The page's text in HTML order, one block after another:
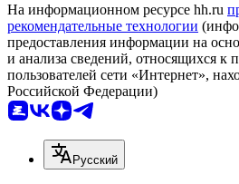
На информационном ресурсе hh.ru
рекомендательные технологии
предоставления информации на
и анализа сведений, относящихся к
пользователей сети «Интернет»,
Российской Федерации)
Русский